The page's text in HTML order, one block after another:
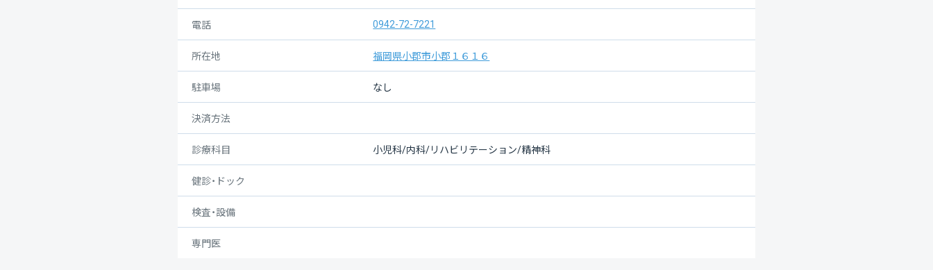
電話 0942-72-7221
所在地 福岡県小郡市小郡１６１６
駐車場 なし
決済方法
診療科目 小児科/内科/リハビリテーション/精神科
健診・ドック
検査・設備
専門医